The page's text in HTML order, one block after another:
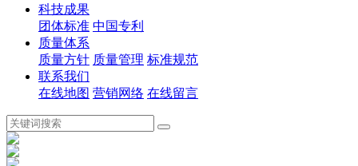
科技成果
团体标准 中国专利
质量体系
质量方针 质量管理 标准规范
联系我们
在线地图 营销网络 在线留言